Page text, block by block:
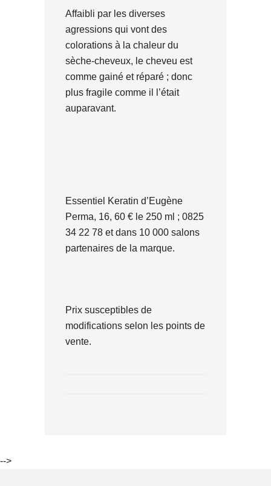
Affaibli par les diverses
agressions qui vont des
colorations à la chaleur du
sèche-cheveux, le cheveu est
comme gainé et réparé ; donc
plus fragile comme il l’était
auparavant.
Essentiel Keratin d’Eugène
Perma, 16, 60 € le 250 ml ; 0825
34 22 78 et dans 10 000 salons
partenaires de la marque.
Prix susceptibles de
modifications selon les points de
vente.
-->